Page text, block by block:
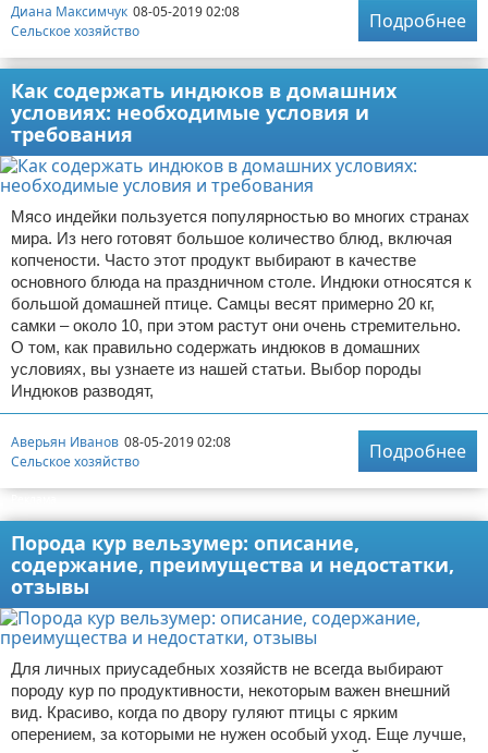
Диана Максимчук 08-05-2019 02:08
Сельское хозяйство
Подробнее
Как содержать индюков в домашних
условиях: необходимые условия и
требования
Мясо индейки пользуется популярностью во многих странах
мира. Из него готовят большое количество блюд, включая
копчености. Часто этот продукт выбирают в качестве
основного блюда на праздничном столе. Индюки относятся к
большой домашней птице. Самцы весят примерно 20 кг,
самки – около 10, при этом растут они очень стремительно.
О том, как правильно содержать индюков в домашних
условиях, вы узнаете из нашей статьи. Выбор породы
Индюков разводят,
Аверьян Иванов 08-05-2019 02:08
Сельское хозяйство
Подробнее
Порода кур вельзумер: описание,
содержание, преимущества и недостатки,
отзывы
Для личных приусадебных хозяйств не всегда выбирают
породу кур по продуктивности, некоторым важен внешний
вид. Красиво, когда по двору гуляют птицы с ярким
оперением, за которыми не нужен особый уход. Еще лучше,